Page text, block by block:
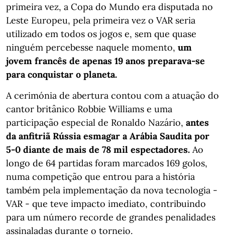
primeira vez, a Copa do Mundo era disputada no
Leste Europeu, pela primeira vez o VAR seria
utilizado em todos os jogos e, sem que quase
ninguém percebesse naquele momento, um
jovem francês de apenas 19 anos preparava-se
para conquistar o planeta.
A cerimónia de abertura contou com a atuação do
cantor britânico Robbie Williams e uma
participação especial de Ronaldo Nazário, antes
da anfitriã Rússia esmagar a Arábia Saudita por
5-0 diante de mais de 78 mil espectadores. Ao
longo de 64 partidas foram marcados 169 golos,
numa competição que entrou para a história
também pela implementação da nova tecnologia -
VAR - que teve impacto imediato, contribuindo
para um número recorde de grandes penalidades
assinaladas durante o torneio.